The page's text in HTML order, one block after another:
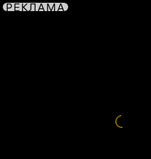
РЕКЛАМА